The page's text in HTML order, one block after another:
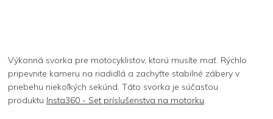
Výkonná svorka pre motocyklistov, ktorú musíte mať. Rýchlo
pripevnite kameru na riadidlá a zachyťte stabilné zábery v
priebehu niekoľkých sekúnd. Táto svorka je súčasťou
produktu Insta360 - Set príslušenstva na motorku